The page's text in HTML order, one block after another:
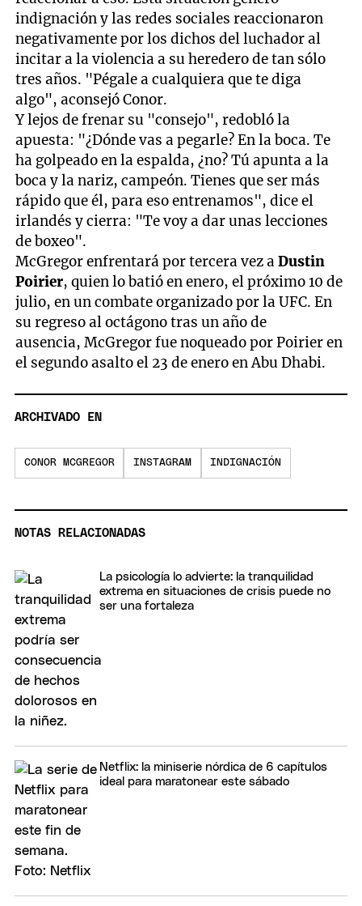
indignación y las redes sociales reaccionaron
negativamente por los dichos del luchador al
incitar a la violencia a su heredero de tan sólo
tres años. "Pégale a cualquiera que te diga
algo", aconsejó Conor.
Y lejos de frenar su "consejo", redobló la
apuesta: "¿Dónde vas a pegarle? En la boca. Te
ha golpeado en la espalda, ¿no? Tú apunta a la
boca y la nariz, campeón. Tienes que ser más
rápido que él, para eso entrenamos", dice el
irlandés y cierra: "Te voy a dar unas lecciones
de boxeo".
McGregor enfrentará por tercera vez aDustin
Poirier, quien lo batió en enero, el próximo 10 de
julio, en un combate organizado por la UFC. En
su regreso al octágono tras un año de
ausencia, McGregor fue noqueado por Poirier en
el segundo asalto el 23 de enero en Abu Dhabi.
ARCHIVADO EN
CONOR MCGREGOR INSTAGRAM INDIGNACIÓN
NOTAS RELACIONADAS
La psicología lo advierte: la tranquilidad
extrema en situaciones de crisis puede no
ser una fortaleza
Netflix: la miniserie nórdica de 6 capítulos
ideal para maratonear este sábado